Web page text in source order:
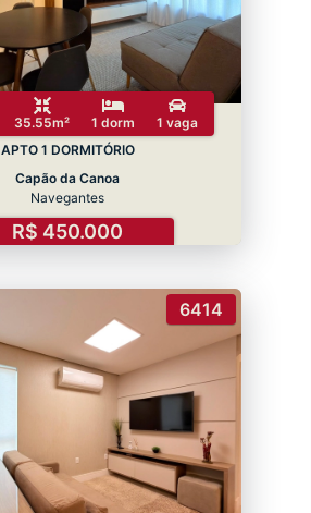
35.55m² 1 dorm
1 vaga
APTO 1 DORMITÓRIO
Capão da Canoa
Navegantes
R$ 450.000
6414